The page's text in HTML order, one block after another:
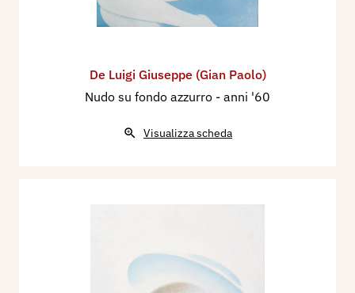
De Luigi Giuseppe (Gian Paolo)
Nudo su fondo azzurro - anni '60
Visualizza scheda